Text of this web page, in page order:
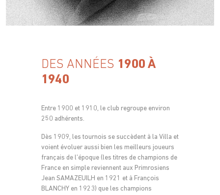
DES ANNÉES 1900 À
1940
Entre 1900 et 1910, le club regroupe environ
250 adhérents.
Dès 1909, les tournois se succèdent à la Villa et
voient évoluer aussi bien les meilleurs joueurs
français de l’époque (les titres de champions de
France en simple reviennent aux Primrosiens
Jean SAMAZEUILH en 1921 et à François
BLANCHY en 1923) que les champions